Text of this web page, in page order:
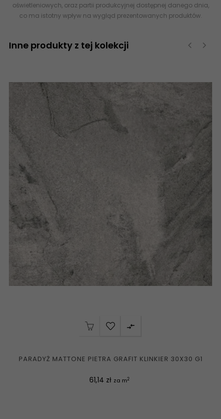
oświetleniowych, oraz partii produkcyjnej dostępnej danego dnia,
co ma istotny wpływ na wygląd prezentowanych produktów.
Inne produkty z tej kolekcji

PARADYŻ MATTONE PIETRA GRAFIT KLINKIER 30X30 G1
Cena
61,14 zł za m2